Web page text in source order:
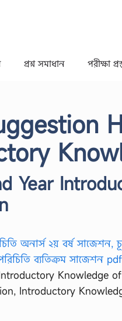
প্রশ্ন সমাধান পরীক্ষা
Year
Knowledge
Introductory